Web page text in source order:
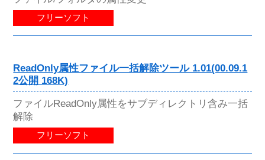
フリーソフト
ReadOnly属性ファイル一括解除ツール 1.01(00.09.1
2公開 168K)
ファイルReadOnly属性をサブディレクトリ含み一括
解除
フリーソフト